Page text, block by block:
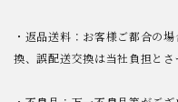
・返品送料：お客様ご都合の
換、誤配送交換は当社負担とさ